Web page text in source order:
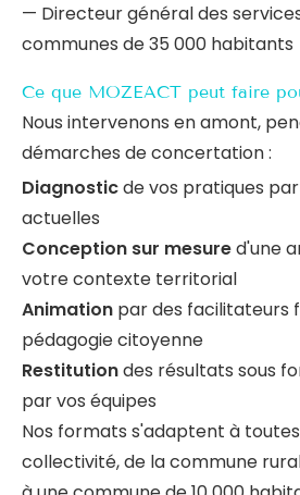
— Directeur général des
communes de 35 000 habitants
Ce que MOZEACT peut faire
Nous intervenons en amont,
démarches de concertation :
Diagnosticde vos pratiques
actuelles
Conception sur mesured'une
votre contexte territorial
Animation par des facilitateurs
pédagogie citoyenne
Restitutiondes résultats sous
par vos équipes
Nos formats s'adaptent à
collectivité, de la commune